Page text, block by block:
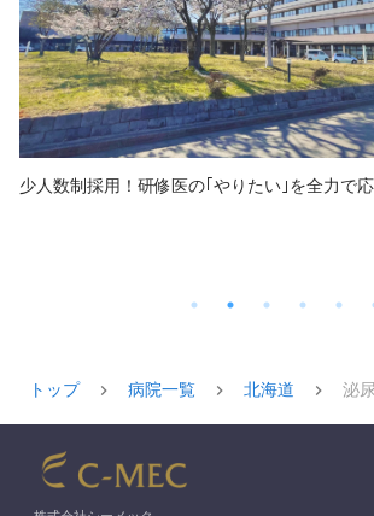
少人数制採用！研修医の｢やりたい｣を全力で応
トップ 病院一覧 北海道 泌